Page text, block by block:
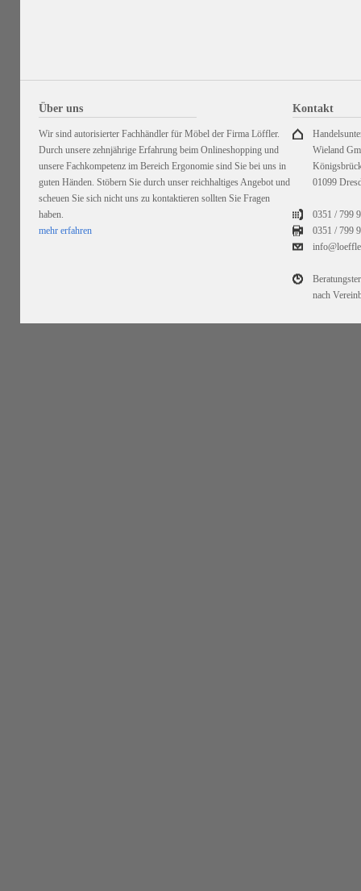
Über uns
Wir sind autorisierter Fachhändler für Möbel der Firma Löffler.
Durch unsere zehnjährige Erfahrung beim Onlineshopping und
unsere Fachkompetenz im Bereich Ergonomie sind Sie bei uns in
guten Händen. Stöbern Sie durch unser reichhaltiges Angebot und
scheuen Sie sich nicht uns zu kontaktieren sollten Sie Fragen
haben.
mehr erfahren
Kontakt
Wieland
01099
0351 / 799
0351 /799
nach